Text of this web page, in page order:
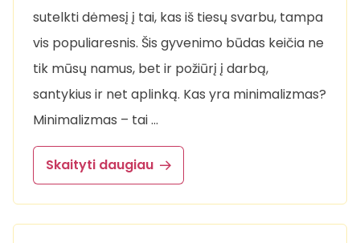
sutelkti dėmesį į tai, kas iš tiesų svarbu, tampa
vis populiaresnis. Šis gyvenimo būdas keičia ne
tik mūsų namus, bet ir požiūrį į darbą,
santykius ir net aplinką. Kas yra minimalizmas?
Minimalizmas – tai …
Skaityti daugiau